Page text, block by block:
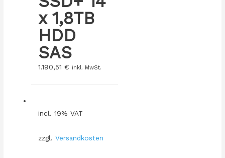
x 1,8TB
HDD
SAS
1.190,51 € inkl. MwSt.
incl. 19% VAT
zzgl. Versandkosten